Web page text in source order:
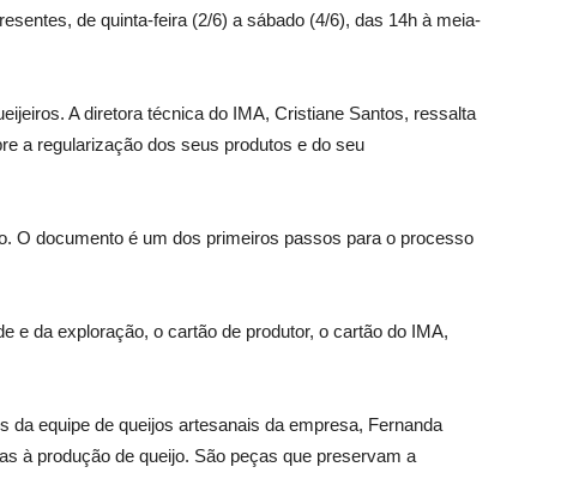
de quinta-feira (2/6) a sábado (4/6), das 14h à meia-
A diretora técnica do IMA, Cristiane Santos, ressalta
a regularização dos seus produtos e do seu
O documento é um dos primeiros passos para o processo
e da exploração, o cartão de produtor, o cartão do IMA,
da equipe de queijos artesanais da empresa, Fernanda
à produção de queijo. São peças que preservam a